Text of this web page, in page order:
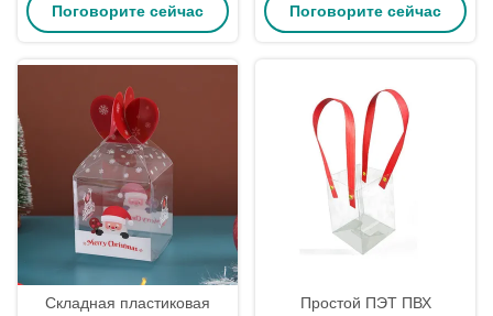
ПВХ для подарков с ручкой
Поговорите сейчас
упаковка
Поговорите сейчас
Складная пластиковая
Простой ПЭТ ПВХ